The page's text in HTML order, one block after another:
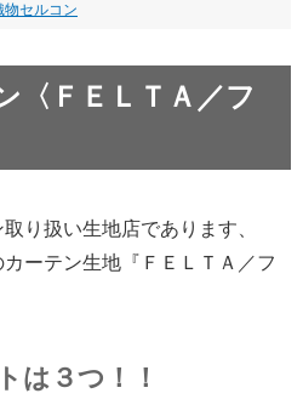
物セルコン
〈ＦＥＬＴＡ／フ
り扱い生地店であります、
カーテン生地『ＦＥＬＴＡ／フ
は３つ！！